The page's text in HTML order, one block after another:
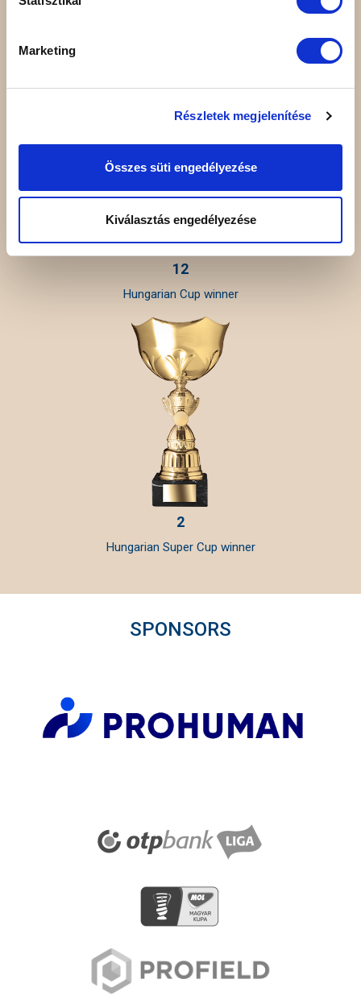
Marketing
Részletek megjelenítése
Összes süti engedélyezése
Kiválasztás engedélyezése
12
Hungarian Cup winner
2
Hungarian Super Cup winner
SPONSORS